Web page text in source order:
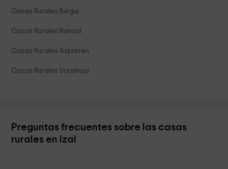
Casas Rurales Burgui
Casas Rurales Roncal
Casas Rurales Azparren
Casas Rurales Urzainqui
Preguntas frecuentes sobre las casas
rurales en Izal